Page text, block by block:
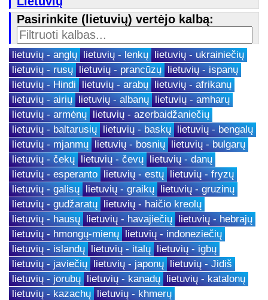
Pasirinkite (lietuvių) vertėjo kalbą:
lietuvių - anglų lietuvių - lenkų lietuvių - ukrainiečių
lietuvių - rusų lietuvių - prancūzų lietuvių - ispanų
lietuvių - Hindi lietuvių - arabų lietuvių - afrikanų
lietuvių - airių lietuvių - albanų lietuvių - amharų
lietuvių - armėnų lietuvių - azerbaidžaniečių
lietuvių - baltarusių lietuvių - baskų lietuvių - bengalų
lietuvių - mjanmų lietuvių - bosnių lietuvių - bulgarų
lietuvių - čekų lietuvių - čevų lietuvių - danų
lietuvių - esperanto lietuvių - estų lietuvių - fryzų
lietuvių - galisų lietuvių - graikų lietuvių - gruzinų
lietuvių - gudžaratų lietuvių - haičio kreolų
lietuvių - hausų lietuvių - havajiečių lietuvių - hebrajų
lietuvių - hmongų-mienų lietuvių - indoneziečių
lietuvių - islandų lietuvių - italų lietuvių - igbų
lietuvių - javiečių lietuvių - japonų lietuvių - Jidiš
lietuvių - jorubų lietuvių - kanadų lietuvių - katalonų
lietuvių - kazachų lietuvių - khmerų